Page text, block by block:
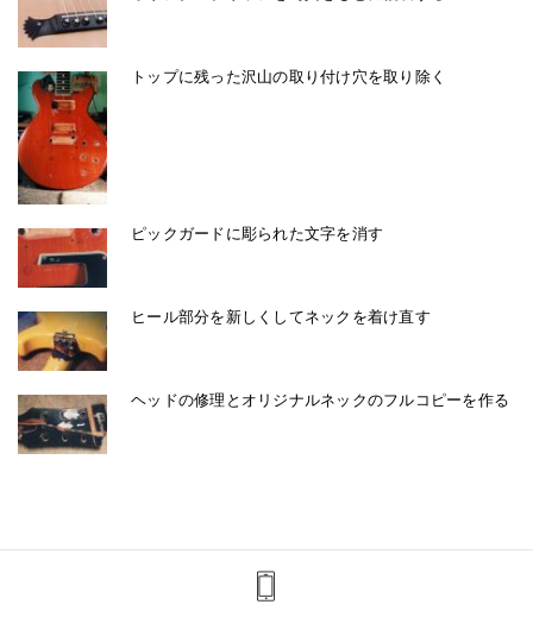
トップに残った沢山の取り付け穴を取り除く
ピックガードに彫られた文字を消す
ヒール部分を新しくしてネックを着け直す
ヘッドの修理とオリジナルネックのフルコピーを作る